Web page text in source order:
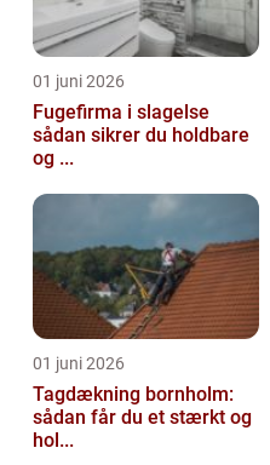
01 juni 2026
Fugefirma i slagelse
sådan sikrer du holdbare
og ...
01 juni 2026
Tagdækning bornholm:
sådan får du et stærkt og
hol...